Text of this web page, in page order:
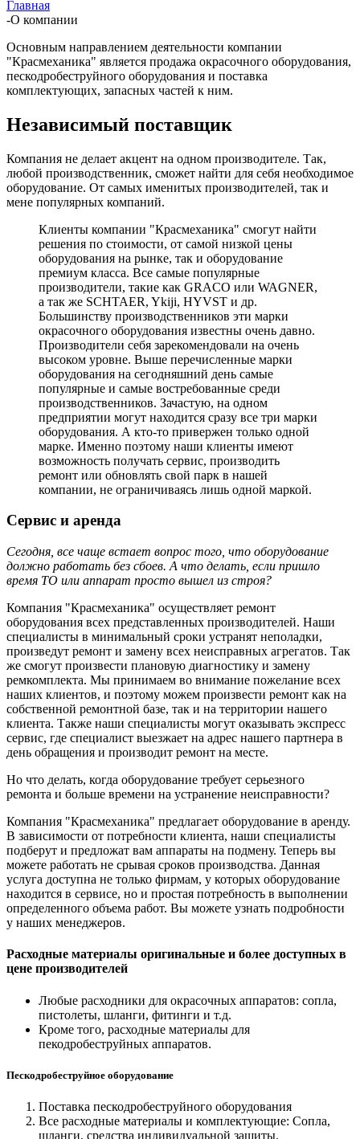
Главная
-О компании
Основным направлением деятельности компании
"Красмеханика" является продажа окрасочного оборудования,
пескодробеструйного оборудования и поставка
комплектующих, запасных частей к ним.
Независимый поставщик
Компания не делает акцент на одном производителе. Так,
любой производственник, сможет найти для себя необходимое
оборудование. От самых именитых производителей, так и
мене популярных компаний.
Клиенты компании "Красмеханика" смогут найти
решения по стоимости, от самой низкой цены
оборудования на рынке, так и оборудование
премиум класса. Все самые популярные
производители, такие как GRACO или WAGNER,
а так же SCHTAER, Ykiji, HYVST и др.
Большинству производственников эти марки
окрасочного оборудования известны очень давно.
Производители себя зарекомендовали на очень
высоком уровне. Выше перечисленные марки
оборудования на сегодняшний день самые
популярные и самые востребованные среди
производственников. Зачастую, на одном
предприятии могут находится сразу все три марки
оборудования. А кто-то привержен только одной
марке. Именно поэтому наши клиенты имеют
возможность получать сервис, производить
ремонт или обновлять свой парк в нашей
компании, не ограничиваясь лишь одной маркой.
Сервис и аренда
Сегодня, все чаще встает вопрос того, что оборудование
должно работать без сбоев. А что делать, если пришло
время ТО или аппарат просто вышел из строя?
Компания "Красмеханика" осуществляет ремонт
оборудования всех представленных производителей. Наши
специалисты в минимальный сроки устранят неполадки,
произведут ремонт и замену всех неисправных агрегатов. Так
же смогут произвести плановую диагностику и замену
ремкомплекта. Мы принимаем во внимание пожелание всех
наших клиентов, и поэтому можем произвести ремонт как на
собственной ремонтной базе, так и на территории нашего
клиента. Также наши специалисты могут оказывать экспресс
сервис, где специалист выезжает на адрес нашего партнера в
день обращения и производит ремонт на месте.
Но что делать, когда оборудование требует серьезного
ремонта и больше времени на устранение неисправности?
Компания "Красмеханика" предлагает оборудование в аренду.
В зависимости от потребности клиента, наши специалисты
подберут и предложат вам аппараты на подмену. Теперь вы
можете работать не срывая сроков производства. Данная
услуга доступна не только фирмам, у которых оборудование
находится в сервисе, но и простая потребность в выполнении
определенного объема работ. Вы можете узнать подробности
у наших менеджеров.
Расходные материалы оригинальные и более доступных в
цене производителей
Любые расходники для окрасочных аппаратов: сопла,
пистолеты, шланги, фитинги и т.д.
Кроме того, расходные материалы для
пекодробеструйных аппаратов.
Пескодробеструйное оборудование
Поставка пескодробеструйного оборудования
Все расходные материалы и комплектующие: Сопла,
шланги, средства индивидуальной защиты.